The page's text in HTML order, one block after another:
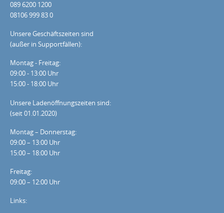
089 6200 1200
08106 999 83 0
Unsere Geschäftszeiten sind
(außer in Supportfällen):
Montag - Freitag:
09:00 - 13:00 Uhr
15:00 - 18:00 Uhr
Unsere Ladenöffnungszeiten sind:
(seit 01.01.2020)
Montag – Donnerstag:
09:00 – 13:00 Uhr
15:00 – 18:00 Uhr
Freitag:
09:00 – 12:00 Uhr
Links: